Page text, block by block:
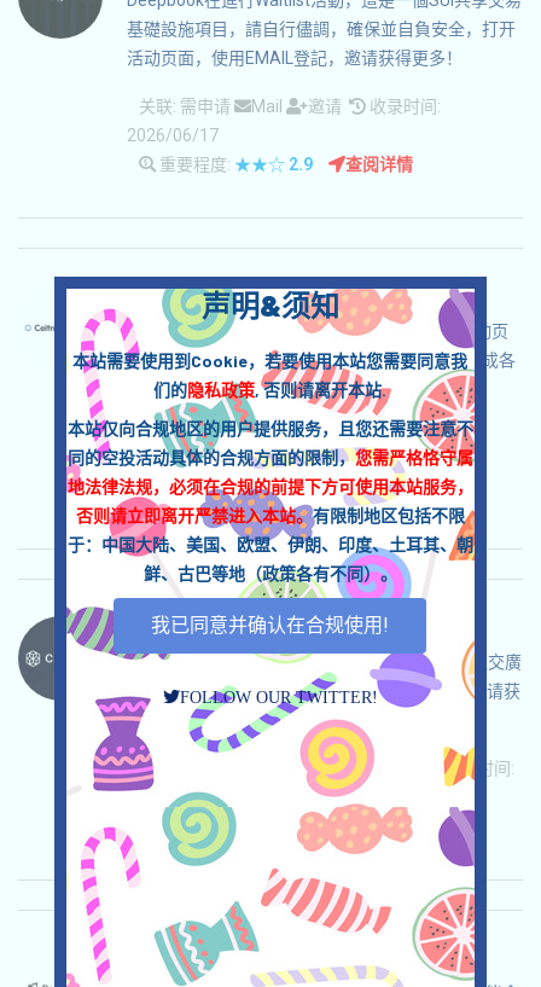
基礎設施項目，請自行儘調，確保並自負安全，打开
活动页面，使用EMAIL登記，邀请获得更多！
关联: 需申请 Mail 邀请
收录时间:
2026/06/17
重要程度: ★★☆ 2.9 查阅详情
CeitnotProtocol-CEITNOT 语言：
CeitnotProtocol正在進行激勵Testnet，打开活动页
面，自行儘調，確保並自負安全，链接钱包，完成各
项任务，奪取預期的空投！
关联:需申请 ETH/ERC/EVM
收录时间:
2026/06/04
重要程度:★★☆2.9 查阅详情
Clasho-Waitlist 语言：
Clasho正在進行Waitlist，這是一個區塊鏈概念社交廣
告項目，打开活动页面，登入並加入Waitlist，邀请获
得更多機會！
关联: ETH/ERC/EVM
收录时间:
2026/06/04
重要程度: ★★★ 3.0 查阅详情
Polymarket-Polymarket 语言：
声明&须知
本站需要使用到Cookie，若要使用本站您需要同意我
们的隐私政策, 否则请离开本站.
本站仅向合规地区的用户提供服务，且您还需要注意不
同的空投活动具体的合规方面的限制，您需严格恪守属
地法律法规，必须在合规的前提下方可使用本站服务，
否则请立即离开严禁进入本站。有限制地区包括不限
于：中国大陆、美国、欧盟、伊朗、印度、土耳其、朝
鲜、古巴等地（政策各有不同）。
我已同意并确认在合规使用!
FOLLOW OUR TWITTER!